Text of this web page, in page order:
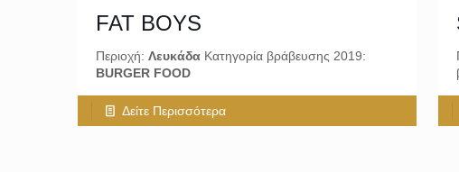
FAT BOYS
Περιοχή:Λευκάδα Κατηγορία βράβευσης 2019:
BURGER FOOD
Δείτε Περισσότερα